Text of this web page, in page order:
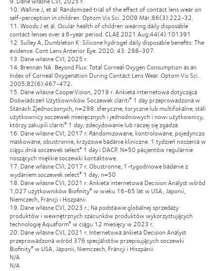
10. Walline J, et al. Randomized trial of the effect of contact lens wear on
self-perception in children. Optom Vis Sci. 2009 Mar;86(3):222-32.
11. Woods J et al. Ocular health of children wearing daily disposable
contact lenses over a 6-year period. CLAE 2021 Aug;44(4):101391
12. Sulley A, Dumbleton K: Silicone hydrogel daily disposable benefits: The
evidence. Cont Lens Anterior Eye. 2020; 43: 298-307.
13. Dane własne CVI, 2025 r.
14. Brennan NA. Beyond Flux: Total Corneal Oxygen Consumption as an
Index of Corneal Oxygenation During Contact Lens Wear. Optom Vis Sci.
2005;82(6):467-472.
15. Dane własne CooperVision, 2019 r. Ankieta internetowa dotycząca
Doświadczeń Użytkowników Soczewek clariti® 1 day przeprowadzona w
Stanach Zjednoczonych, n=298: sferyczne, toryczne lub multifokalne; stali
użytkownicy soczewek miesięcznych i jednodniowych i nowi użytkownicy,
którzy zakupili clariti® 1 day; zdecydowanie lub raczej się zgadza.
16. Dane własne CVI, 2017 r. Randomizowane, kontrolowane, pojedynczo
maskowane, obustronne, krzyżowe badanie kliniczne. 1 tydzień noszenia w
ciągu dnia soczewek select® 1 day i DACP. N=50 pacjentów regularnie
noszących miękkie soczewki kontaktowe.
17. Dane własne CVI, 2017 r. Obustronne, 1-tygodniowe badanie z
wydaniem soczewek select® 1 day, n=50
18. Dane własne CVI, 2021 r. Ankieta internetowa Decision Analyst wśród
1,027 użytkowników Biofinity® w wieku 16-65 lat w USA, Japonii,
Niemczech, Francji i Hiszpanii.
19. Dane własne CVI, 2023 r.; Na podstawie globalnej sprzedaży
produktów i wewnętrznych szacunków produktów wykorzystujących
technologię Aquaform® w ciągu 12 miesięcy w 2023 r.
20. Dane własne CVI, 2021 r. Internetowa ankieta Decision Analyst
przeprowadzona wśród 376 specjalistów przepisujących soczewki
Biofinity® w USA, Japonii, Niemczech, Francji i Hiszpanii.
N/A
N/A